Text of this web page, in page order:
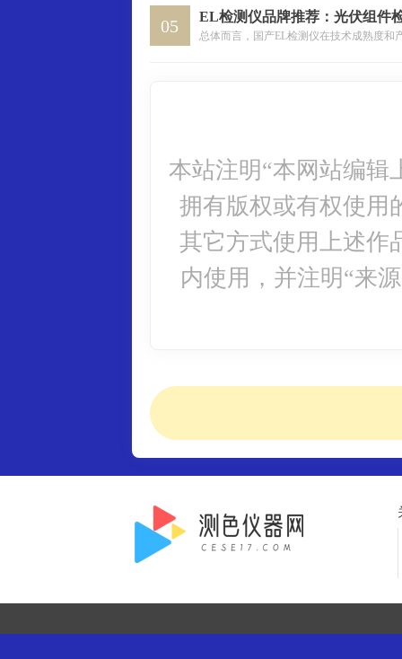
05
本站注明“本网站编辑
拥有版权或有权使用
其它方式使用上述作
内使用，并注明“来